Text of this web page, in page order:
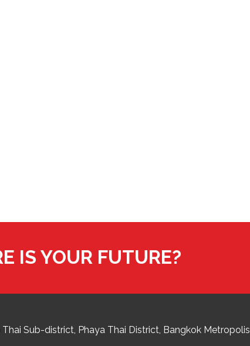
IS YOUR FUTURE?
Thai Sub-district Phaya Thai District, Bangkok Metropolis